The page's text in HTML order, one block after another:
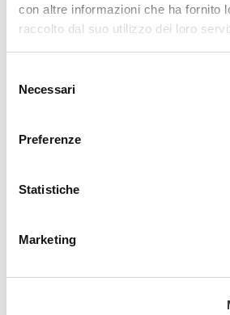
con altre informazioni che ha fornito
raccolto dal suo utilizzo dei loro
delNecessari
Preferenze
Statistiche
Marketing